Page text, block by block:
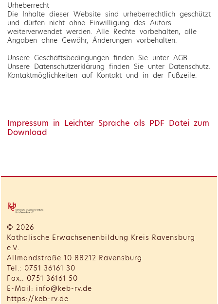
Urheberrecht
Die Inhalte dieser Website sind urheberrechtlich geschützt
und dürfen nicht ohne Einwilligung des Autors
weiterverwendet werden. Alle Rechte vorbehalten, alle
Angaben ohne Gewähr, Änderungen vorbehalten.
Unsere Geschäftsbedingungen finden Sie unter AGB.
Unsere Datenschutzerklärung finden Sie unter Datenschutz.
Kontaktmöglichkeiten auf Kontakt und in der Fußzeile.
Impressum in Leichter Sprache als PDF Datei zum
Download
© 2026
Katholische Erwachsenenbildung Kreis Ravensburg
e.V.
Allmandstraße 10 88212 Ravensburg
Tel.: 0751 36161 30
Fax.: 0751 36161 50
E-Mail: info@keb-rv.de
https://keb-rv.de